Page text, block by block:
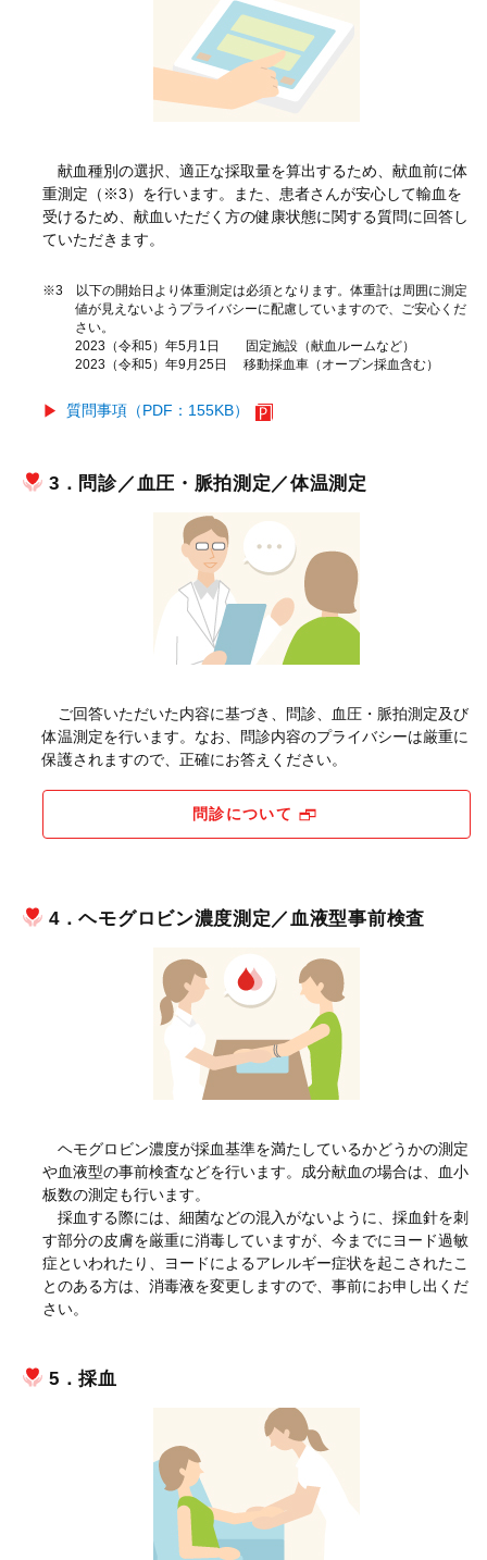
献血種別の選択、適正な採取量を算出するため、献血前に体
重測定（※3）を行います。また、患者さんが安心して輸血を
受けるため、献血いただく方の健康状態に関する質問に回答し
ていただきます。
※3 以下の開始日より体重測定は必須となります。体重計は周囲に測定
値が見えないようプライバシーに配慮していますので、ご安心くだ
さい。
2023（令和5）年5月1日 固定施設（献血ルームなど）
2023（令和5）年9月25日 移動採血車（オープン採血含む）
質問事項（PDF：155KB）
3．問診／血圧・脈拍測定／体温測定
ご回答いただいた内容に基づき、問診、血圧・脈拍測定及び
体温測定を行います。なお、問診内容のプライバシーは厳重に
保護されますので、正確にお答えください。
問診について
4．ヘモグロビン濃度測定／血液型事前検査
ヘモグロビン濃度が採血基準を満たしているかどうかの測定
や血液型の事前検査などを行います。成分献血の場合は、血小
板数の測定も行います。
採血する際には、細菌などの混入がないように、採血針を刺
す部分の皮膚を厳重に消毒していますが、今までにヨード過敏
症といわれたり、ヨードによるアレルギー症状を起こされたこ
とのある方は、消毒液を変更しますので、事前にお申し出くだ
さい。
5．採血